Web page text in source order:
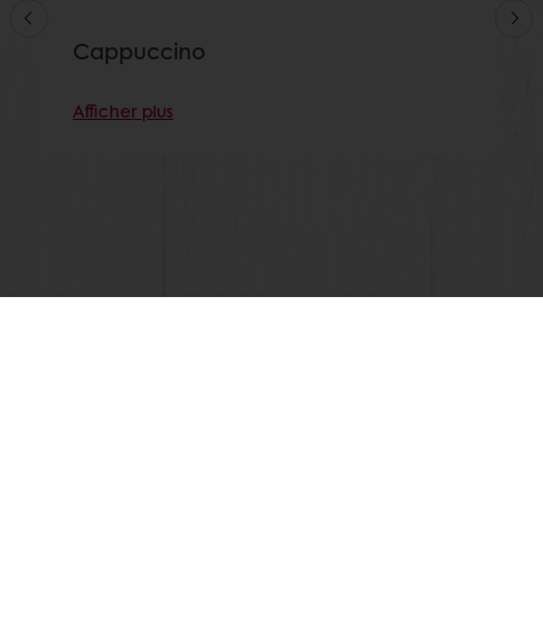
Cappuccino
Afficher plus